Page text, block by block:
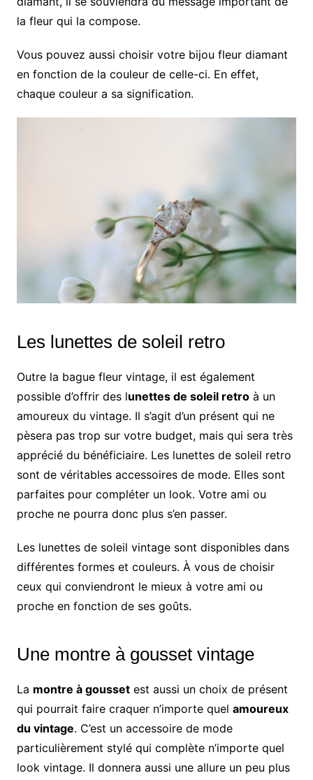
la fleur qui la compose.
Vous pouvez aussi choisir votre bijou fleur diamant
en fonction de la couleur de celle-ci. En effet,
chaque couleur a sa signification.
Les lunettes de soleil retro
Outre la bague fleur vintage, il est également
possible d’offrir des lunettes de soleil retroà un
amoureux du vintage. Il s’agit d’un présent qui ne
pèsera pas trop sur votre budget, mais qui sera très
apprécié du bénéficiaire. Les lunettes de soleil retro
sont de véritables accessoires de mode. Elles sont
parfaites pour compléter un look. Votre ami ou
proche ne pourra donc plus s’en passer.
Les lunettes de soleil vintage sont disponibles dans
différentes formes et couleurs. À vous de choisir
ceux qui conviendront le mieux à votre ami ou
proche en fonction de ses goûts.
Une montre à gousset vintage
La montre à goussetest aussi un choix de présent
qui pourrait faire craquer n’importe quel amoureux
du vintage. C’est un accessoire de mode
particulièrement stylé qui complète n’importe quel
look vintage. Il donnera aussi une allure un peu plus